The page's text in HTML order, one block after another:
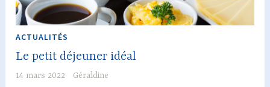
ACTUALITÉS
Le petit déjeuner idéal
14 mars 2022 Géraldine